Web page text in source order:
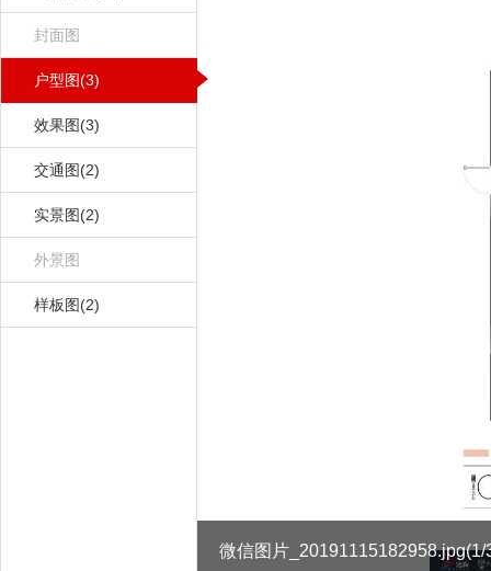
封面图
户型图(3)
效果图(3)
交通图(2)
实景图(2)
外景图
样板图(2)
微信图片_20191115182958.jpg(1/